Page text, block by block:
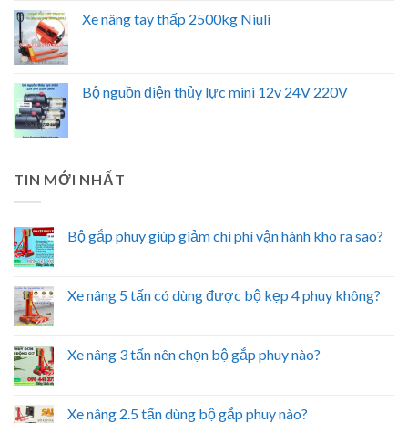
Xe nâng tay thấp 2500kg Niuli
Bộ nguồn điện thủy lực mini 12v 24V 220V
TIN MỚI NHẤT
Bộ gắp phuy giúp giảm chi phí vận hành kho ra sao?
Xe nâng 5 tấn có dùng được bộ kẹp 4 phuy không?
Xe nâng 3 tấn nên chọn bộ gắp phuy nào?
Xe nâng 2.5 tấn dùng bộ gắp phuy nào?